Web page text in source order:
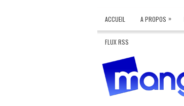
ACCUEIL A PROPOS »
FLUX RSS